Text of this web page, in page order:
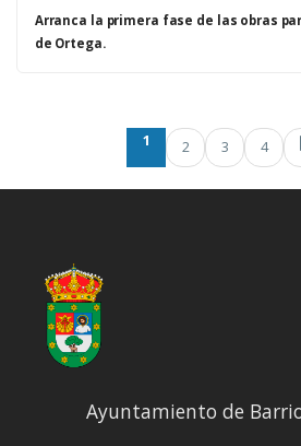
Arranca la primera fase de las obras
de Ortega.
1 2 3 4
Ayuntamiento de